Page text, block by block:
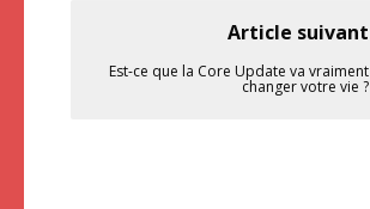
Article suivant
Est-ce que la Core Update va vraiment
changer votre vie ?